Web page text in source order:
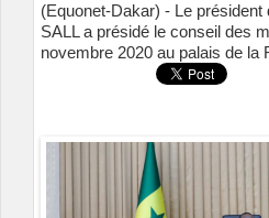
(Equonet-Dakar) - Le
SALL a présidé le conseil des
novembre 2020 au palais de la